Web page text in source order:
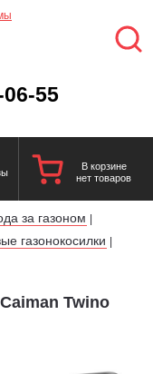
55
В корзине
нет товаров
за газоном |
газонокосилки |
Twino